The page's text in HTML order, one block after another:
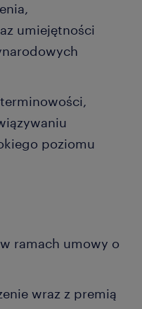
umiejętności
terminowości,
poziomu
ramach umowy o
wraz z premią